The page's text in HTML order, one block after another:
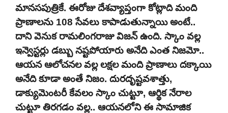
మానసపుత్రికే. ఈరోజు దేశవ్యాప్తంగా కోట్లాది మంది
ప్రాణాలను 108 సేవలు కాపాడుతున్నాయి అంటే..
దాని వెనుక రామలింగరాజు విజన్ ఉంది. స్కాం వల్ల
ఇన్వెస్టర్లు డబ్బు నష్టపోయారు అనేది ఎంత నిజమో..
ఆయన ఆలోచనల వల్ల లక్షల మంది ప్రాణాలు దక్కాయి
అనేది కూడా అంతే నిజం. దురదృష్టవశాత్తు,
డాక్యుమెంటరీ కేవలం స్కాం చుట్టూ, ఆర్థిక నేరాల
చుట్టూ తిరగడం వల్ల.. ఆయనలోని ఈ సామాజిక